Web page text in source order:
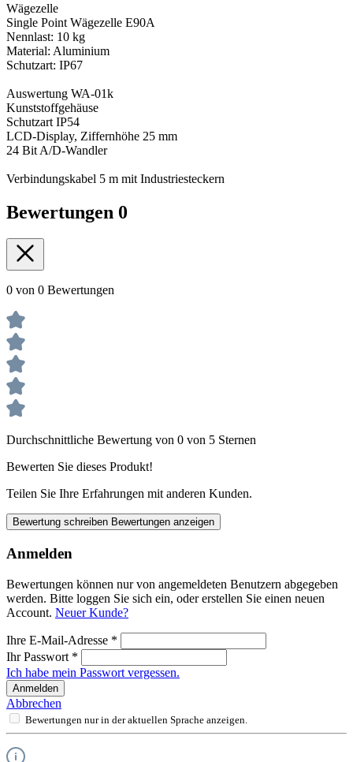
Wägezelle
Single Point Wägezelle E90A
Nennlast: 10 kg
Material: Aluminium
Schutzart: IP67
Auswertung WA-01k
Kunststoffgehäuse
Schutzart IP54
LCD-Display, Ziffernhöhe 25 mm
24 Bit A/D-Wandler
Verbindungskabel 5 m mit Industriesteckern
Bewertungen 0
0 von 0 Bewertungen
Durchschnittliche Bewertung von 0 von 5 Sternen
Bewerten Sie dieses Produkt!
Teilen Sie Ihre Erfahrungen mit anderen Kunden.
Bewertung schreiben Bewertungen anzeigen
Anmelden
Bewertungen können nur von angemeldeten Benutzern abgegeben
werden. Bitte loggen Sie sich ein, oder erstellen Sie einen neuen
Account. Neuer Kunde?
Ihre E-Mail-Adresse *
Ihr Passwort *
Ich habe mein Passwort vergessen.
Anmelden
Abbrechen
Bewertungen nur in der aktuellen Sprache anzeigen.